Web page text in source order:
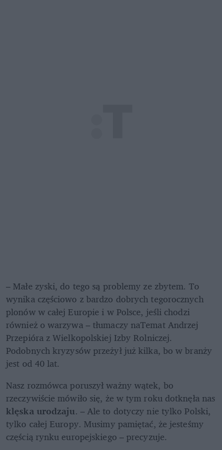
– Małe zyski, do tego są problemy ze zbytem. To
wynika częściowo z bardzo dobrych tegorocznych
plonów w całej Europie i w Polsce, jeśli chodzi
również o warzywa – tłumaczy naTemat Andrzej
Przepióra z Wielkopolskiej Izby Rolniczej.
Podobnych kryzysów przeżył już kilka, bo w branży
jest od 40 lat.
Nasz rozmówca poruszył ważny wątek, bo
klęska urodzaju. – Ale to dotyczy nie tylko Polski,
tylko całej Europy. Musimy pamiętać, że jesteśmy
częścią rynku europejskiego – precyzuje.